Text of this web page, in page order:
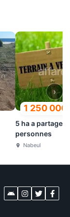
1 250 000
5 ha a partager
personnes
Nabeul
›